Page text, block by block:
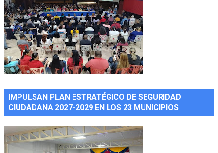
IMPULSAN PLAN ESTRATÉGICO DE SEGURIDAD
CIUDADANA 2027-2029 EN LOS 23 MUNICIPIOS